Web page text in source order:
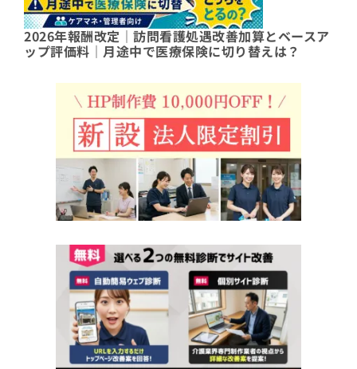
2026年報酬改定｜訪問看護処遇改善加算とベースア
ップ評価料｜月途中で医療保険に切り替えは？